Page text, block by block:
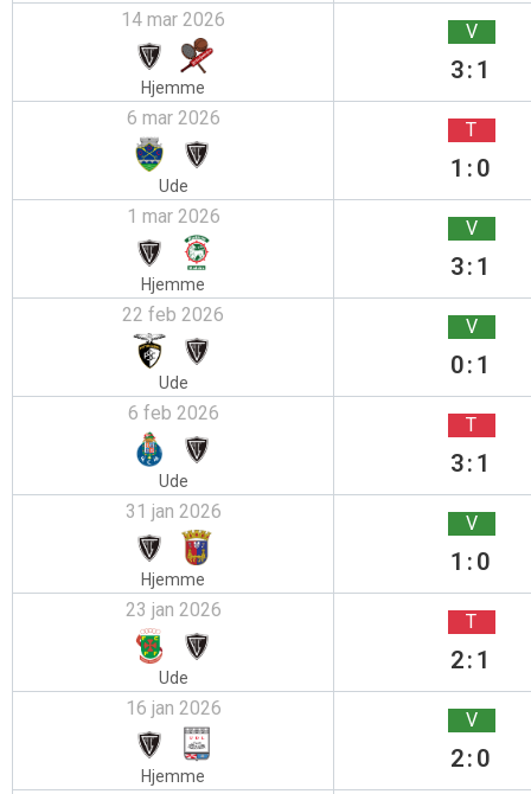
14 mar 2026
Hjemme
V
3:1
6 mar 2026
Ude
T
1:0
1 mar 2026
Hjemme
V
3:1
22 feb 2026
Ude
V
0:1
6 feb 2026
Ude
T
3:1
31 jan 2026
Hjemme
V
1:0
23 jan 2026
Ude
T
2:1
16 jan 2026
Hjemme
V
2:0